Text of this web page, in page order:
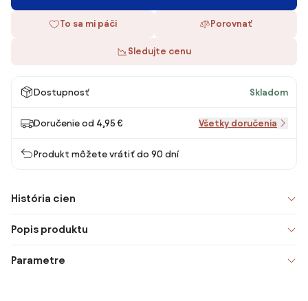
To sa mi páči Porovnať
Sledujte cenu
Dostupnosť Skladom
Doručenie od 4,95 € Všetky doručenia
Produkt môžete vrátiť do 90 dní
História cien
Popis produktu
Parametre